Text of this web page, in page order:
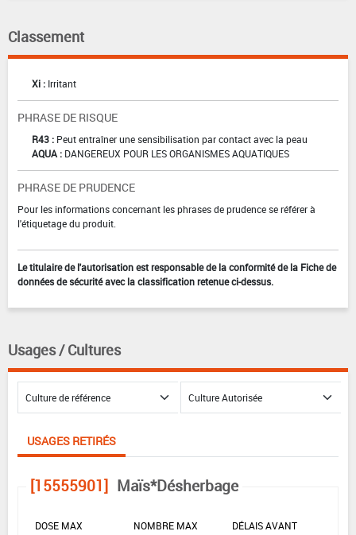
Classement
Xi : Irritant
PHRASE DE RISQUE
R43 : Peut entraîner une sensibilisation par contact avec la peau
AQUA : DANGEREUX POUR LES ORGANISMES AQUATIQUES
PHRASE DE PRUDENCE
Pour les informations concernant les phrases de prudence se référer à
l'étiquetage du produit.
Le titulaire de l'autorisation est responsable de la conformité de la Fiche de
données de sécurité avec la classification retenue ci-dessus.
Usages / Cultures
USAGES RETIRÉS
[15555901] Maïs*Désherbage
DOSE MAX
NOMBRE MAX
DÉLAIS AVANT